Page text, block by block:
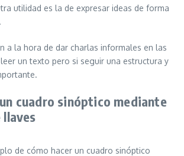
utilidad es la de expresar ideas de forma
a la hora de dar charlas informales en las
un texto pero si seguir una estructura y
cuadro sinóptico mediante
llaves
de cómo hacer un cuadro sinóptico